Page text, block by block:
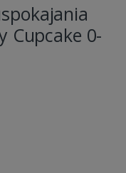
Cupcake 0-